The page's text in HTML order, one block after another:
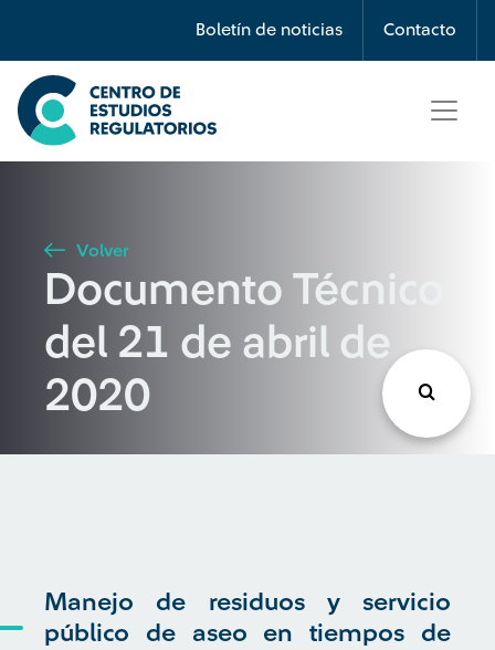
Boletín de noticias Contacto
Búsqueda
Seleccione país
Buscar
Volver
Documento Técnico
del 21 de abril de
2020
Manejo de residuos y servicio
público de aseo en tiempos de